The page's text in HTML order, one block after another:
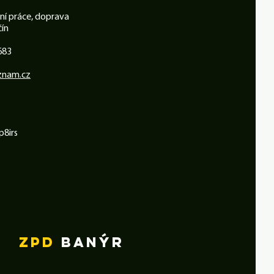
práce, doprava
ZPD BANÝR